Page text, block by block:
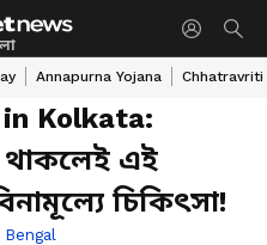
Annapurna Yojana Chhatravriti
Kolkata:
থাকলেই এই
চিকিৎসা!